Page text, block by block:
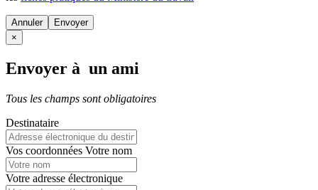
Annuler
×
Envoyer à un ami
Tous les champs sont obligatoires
Destinataire
Vos coordonnées Votre nom
Votre adresse électronique